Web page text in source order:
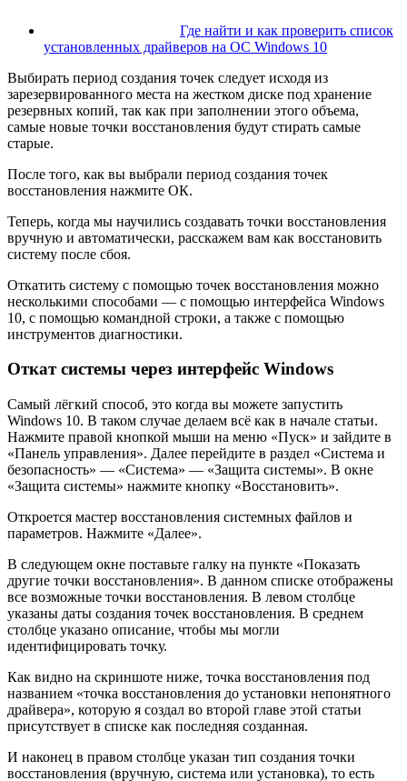
Где найти и как проверить список
установленных драйверов на ОС Windows 10
Выбирать период создания точек следует исходя из
зарезервированного места на жестком диске под хранение
резервных копий, так как при заполнении этого объема,
самые новые точки восстановления будут стирать самые
старые.
После того, как вы выбрали период создания точек
восстановления нажмите ОК.
Теперь, когда мы научились создавать точки восстановления
вручную и автоматически, расскажем вам как восстановить
систему после сбоя.
Откатить систему с помощью точек восстановления можно
несколькими способами — с помощью интерфейса Windows
10, с помощью командной строки, а также с помощью
инструментов диагностики.
Откат системы через интерфейс Windows
Самый лёгкий способ, это когда вы можете запустить
Windows 10. В таком случае делаем всё как в начале статьи.
Нажмите правой кнопкой мыши на меню «Пуск» и зайдите в
«Панель управления». Далее перейдите в раздел «Система и
безопасность» — «Система» — «Защита системы». В окне
«Защита системы» нажмите кнопку «Восстановить».
Откроется мастер восстановления системных файлов и
параметров. Нажмите «Далее».
В следующем окне поставьте галку на пункте «Показать
другие точки восстановления». В данном списке отображены
все возможные точки восстановления. В левом столбце
указаны даты создания точек восстановления. В среднем
столбце указано описание, чтобы мы могли
идентифицировать точку.
Как видно на скриншоте ниже, точка восстановления под
названием «точка восстановления до установки непонятного
драйвера», которую я создал во второй главе этой статьи
присутствует в списке как последняя созданная.
И наконец в правом столбце указан тип создания точки
восстановления (вручную, система или установка), то есть